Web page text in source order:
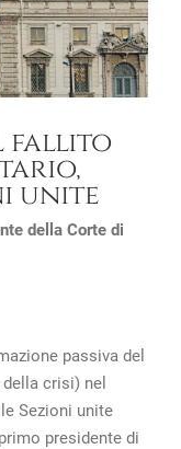
fallito
unite
della Corte di
passiva del
crisi) nel
Sezioni unite
presidente di